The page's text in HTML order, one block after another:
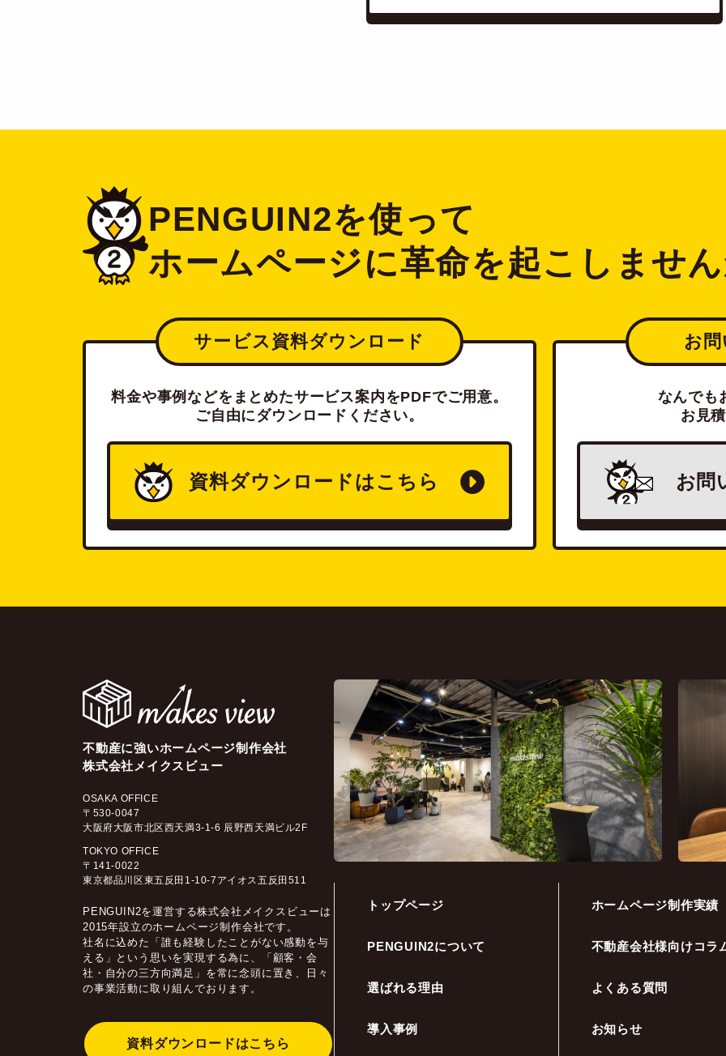
PENGUIN2を使って
ホームページに革命を起こしませ
サービス資料ダウンロード
料金や事例などをまとめたサービス案内をPDFでご用意。
ご自由にダウンロードください。
資料ダウンロードはこちら
お
なんでも
お見
お問
不動産に強いホームページ制作会社
株式会社メイクスビュー
OSAKA OFFICE
〒530-0047
大阪府大阪市北区西天満3-1-6 辰野西天満ビル2F
TOKYO OFFICE
〒141-0022
東京都品川区東五反田1-10-7アイオス五反田511
PENGUIN2を運営する株式会社メイクスビューは
2015年設立のホームページ制作会社です。
社名に込めた「誰も経験したことがない感動を与
える」という思いを実現する為に、「顧客・会
社・自分の三方向満足」を常に念頭に置き、日々
の事業活動に取り組んでおります。
資料ダウンロードはこちら
トップページ
PENGUIN2について
選ばれる理由
導入事例
ホームページ制作実績
不動産会社様向けコラ
よくある質問
お知らせ